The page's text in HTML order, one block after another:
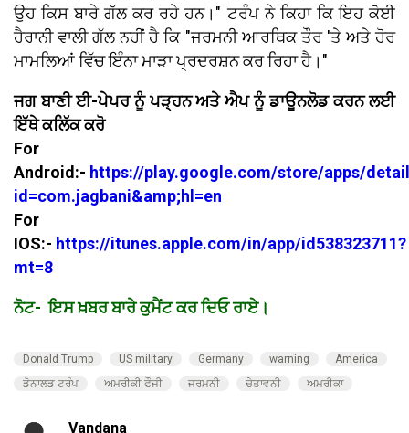
ਉਹ ਕਿਸ ਬਾਰੇ ਗੱਲ ਕਰ ਰਹੇ ਹਨ।" ਟਰੰਪ ਨੇ ਕਿਹਾ ਕਿ ਇਹ ਕੋਈ
ਹੈਰਾਨੀ ਵਾਲੀ ਗੱਲ ਨਹੀਂ ਹੈ ਕਿ "ਜਰਮਨੀ ਆਰਥਿਕ ਤੌਰ 'ਤੇ ਅਤੇ ਹੋਰ
ਮਾਮਲਿਆਂ ਵਿੱਚ ਇੰਨਾ ਮਾੜਾ ਪ੍ਰਦਰਸ਼ਨ ਕਰ ਰਿਹਾ ਹੈ।"
ਜਗ ਬਾਣੀ ਈ-ਪੇਪਰ ਨੂੰ ਪੜ੍ਹਨ ਅਤੇ ਐਪ ਨੂੰ ਡਾਊਨਲੋਡ ਕਰਨ ਲਈ
ਇੱਥੇ ਕਲਿੱਕ ਕਰੋ
For
Android:- https://play.google.com/store/apps/
id=com.jagbani&amp;hl=en
For
IOS:- https://itunes.apple.com/in/app/id538323711?
mt=8
ਨੋਟ- ਇਸ ਖ਼ਬਰ ਬਾਰੇ ਕੁਮੈਂਟ ਕਰ ਦਿਓ ਰਾਏ।
Donald Trump US military Germany warning
America
ਡੋਨਾਲਡ ਟਰੰਪ
ਅਮਰੀਕੀ ਫੌਜੀ ਜਰਮਨੀ ਚੇਤਾਵਨੀ ਅਮਰੀਕਾ
Vandana